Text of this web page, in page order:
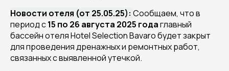
Новости отеля (от 25.05.25): Сообщаем, что в
период с15 по 26 августа 2025 годаглавный
бассейн отеля Hotel Selection Bavaro будет закрыт
для проведения дренажных и ремонтных работ,
связанных с выявленной утечкой.